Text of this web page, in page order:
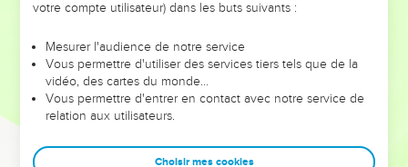
leur foi ou leur vision. Mais on voit moins les doutes, les erreurs
et les saisons difficiles qu'ils ont traversés, alors même que ce
sont elles qui les ont façonnés.
Dans cette conférence, leaders, entrepreneurs, et responsables
clés pour avancer avec plus de sagesse afin que leurs erreurs
votre compte utilisateur) dans les buts suivants :
Mesurer l'audience de notre service
Vous permettre d'utiliser des services tiers tels que de la
vidéo, des cartes du monde…
Vous permettre d'entrer en contact avec notre service de
relation aux utilisateurs.
Choisir mes cookies